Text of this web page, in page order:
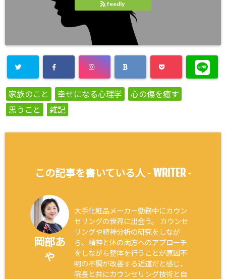
feedly
家族のこと 幸せになる心理学
心の傷を癒す
思うこと
雑記
この記事を書いている人 - WRITER-
岡部あ
や
大手化粧品メーカー勤務中にカウン
セリングの世界に出会う。 カウンセ
リングや精神分析の研究をしなが
ら、精神と体の両方へのアプローチ
をしながら整体を行うことが原因不
明の不調が改善する近道だと感じ、
院長と共にカウンセリング技術と自